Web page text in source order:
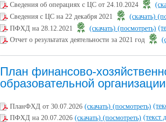
Сведения об операциях с ЦС от 24.10.2024
Сведения с ЦС на 22 декабря 2021
(скачать)
ПФХД на 28.12.2021
(скачать) (посмотреть)
Отчет о результатах деятельности за 2021 год
План финансово-
образовательной организации
ПланФХД от 30.07.2026 (скачать) (посмотреть)
ПФХД на 20.07.2026 (скачать) (посмотреть) (текст